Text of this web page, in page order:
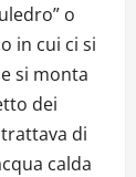
o
in cui ci si
si monta
dei
trattava di
calda